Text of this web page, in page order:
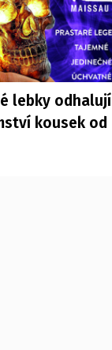
lebky odhalují
kousek od